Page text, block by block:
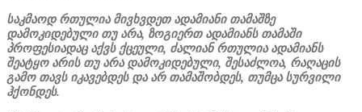
საკმაოდ რთულია მივხვდეთ ადამიანი თამაშზე
დამოკიდებული თუ არა, ზოგიერთ ადამიანს თამაში
პროფესიადაც აქვს ქცეული, ძალიან რთულია ადამიანს
შეატყო არის თუ არა დამოკიდებული, შესაძლოა, რაღაცის
გამო თავს იკავებდეს და არ თამაშობდეს, თუმცა სურვილი
ჰქონდეს.